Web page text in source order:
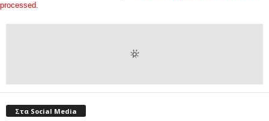
processed.
Στα Social Media